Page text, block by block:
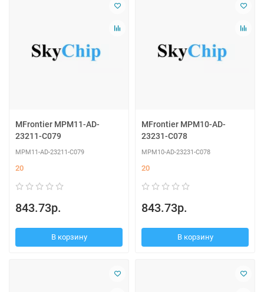
MFrontier MPM11-AD-
23211-C079
MPM11-AD-23211-C079
20
843.73р.
В корзину
MFrontier MPM10-AD-
23231-C078
MPM10-AD-23231-C078
20
843.73р.
В корзину